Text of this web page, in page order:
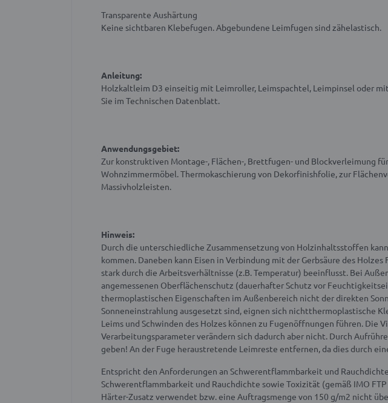
Transparente Aushärtung
Keine sichtbaren Klebefugen. Abgebundene Leimfugen sind zähelastisch.
Anleitung:
Holzkaltleim D3 einseitig mit Leimroller, Leimspachtel, Leimpinsel oder
Sie im Technischen Datenblatt.
Anwendungsgebiet:
Zur konstruktiven Montage-, Flächen-, Brettfugen- und Blockverleimung
Wohnzimmermöbel. Thermokaschierung von Dekorfinishfolie, zur
Massivholzleisten.
Hinweis:
Durch die unterschiedliche Zusammensetzung von Holzinhaltsstoffen
kommen. Daneben kann Eisen in Verbindung mit der Gerbsäure des
stark durch die Arbeitsverhältnisse (z.B. Temperatur) beeinflusst. Bei
angemessenen Oberflächenschutz (dauerhafter Schutz vor
thermoplastischen Eigenschaften im Außenbereich nicht der direkten
Sonneneinstrahlung ausgesetzt sind, eignen sich nichtthermoplastische
Leims und Schwinden des Holzes können zu Fugenöffnungen führen.
Verarbeitungsparameter verändern sich dadurch aber nicht. Durch
geben! An der Fuge heraustretende Leimreste entfernen, da dies durch
Entspricht den Anforderungen an Schwerentflammbarkeit und
Schwerentflammbarkeit und Rauchdichte sowie Toxizität (gemäß IMO
Härter-Zusatz verwendet bzw. eine Auftragsmenge von 150 g/m2 nicht